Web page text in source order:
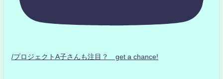
/プロジェクトA子さんも注目？ get a chance!